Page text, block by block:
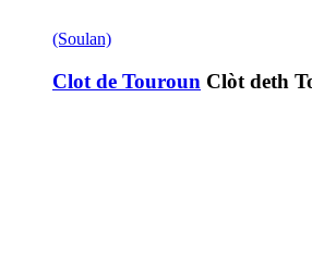
(Soulan)
Clot de Touroun Clòt deth